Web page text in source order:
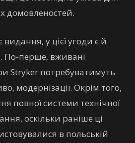
домовленостей.
у цієї угоди є й
По-перше, вживані
Stryker потребуватимуть
модернізації. Окрім того,
повної системи технічної
оскільки раніше ці
в польській